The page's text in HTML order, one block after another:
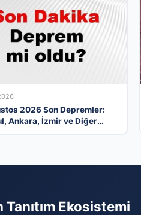
2026 Son Depremler:
Ankara, İzmir ve Diğer
Ekosistemi